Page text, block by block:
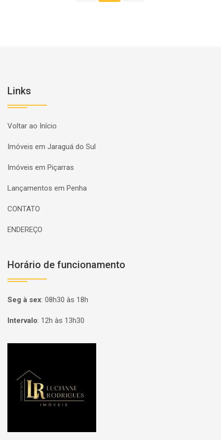
Links
Voltar ao Início
Imóveis em Jaraguá do Sul
Imóveis em Piçarras
Lançamentos em Penha
CONTATO
ENDEREÇO
Horário de funcionamento
Seg à sex: 08h30 às 18h
Intervalo: 12h às 13h30